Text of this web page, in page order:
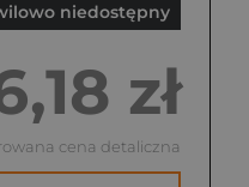
niedostępny
zł
cena detaliczna